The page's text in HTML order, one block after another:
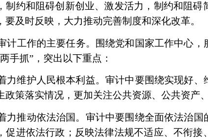
制约和阻碍创新创业、激发活力，制约和阻
要及时反映，大力推动完善制度和深化改革。
计工作的主要任务。围绕党和国家工作中心
手抓”，突出以下重点：
维护人民根本利益。审计中要围绕实现好、
政策落实情况，更加关注公共资源、公共资产
推动依法治国。审计中要围绕全面依法治国
促进依法行政；反映法律法规不适应、不衔